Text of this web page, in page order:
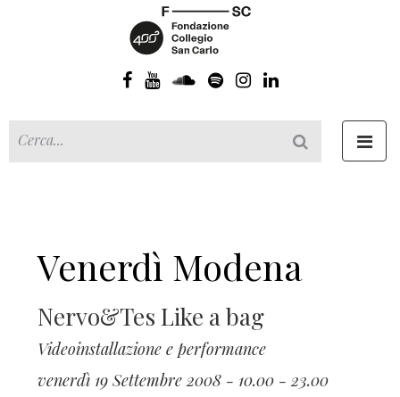
Venerdì Modena
Nervo&Tes Like a bag
Videoinstallazione e performance
venerdì 19 Settembre 2008 - 10.00 - 23.00